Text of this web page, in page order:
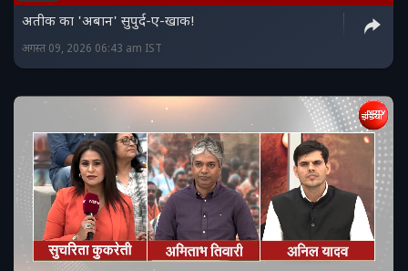
अतीक का 'अबान' सुपुर्द-ए-खाक!
अगस्त 09, 2026 06:43 am IST